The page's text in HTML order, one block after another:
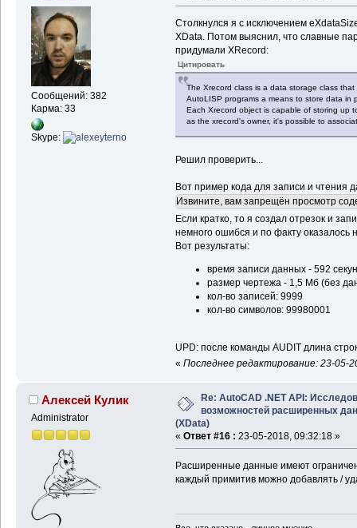
Сообщений: 382
Карма: 33
Skype:
Столкнулся я c исключением
XData. Потом выяснил, что славные
придумали XRecord:
Цитировать
The Xrecord class is a data storage class
AutoLISP programs a means to store data in
Each Xrecord object is capable of storing up
as the xrecord's owner, it's possible to
Решил проверить...
Вот пример кода для записи и чтения
Извините, вам запрещён просмотр
Если кратко, то я создал отрезок и
немного ошибся и по факту
Вот результаты:
время записи данных - 592
размер чертежа - 1,5 Мб (без
кол-во записей: 9999
кол-во символов: 99980001
UPD: после команды AUDIT длина
« Последнее редактирование: 23-05-
Алексей Кулик
Administrator
Re: AutoCAD .NET API:
возможностей расширенных
(XData)
« Ответ #16 : 23-05-2018, 09:32:18 »
Расширенные данные имеют
каждый примитив можно добавлять /